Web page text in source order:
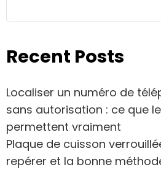
Recent Posts
Localiser un numéro de
sans autorisation : ce que
permettent vraiment
Plaque de cuisson
repérer et la bonne